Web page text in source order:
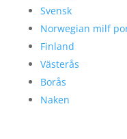
Svensk
Norwegian milf
Finland
Västerås
Borås
Naken